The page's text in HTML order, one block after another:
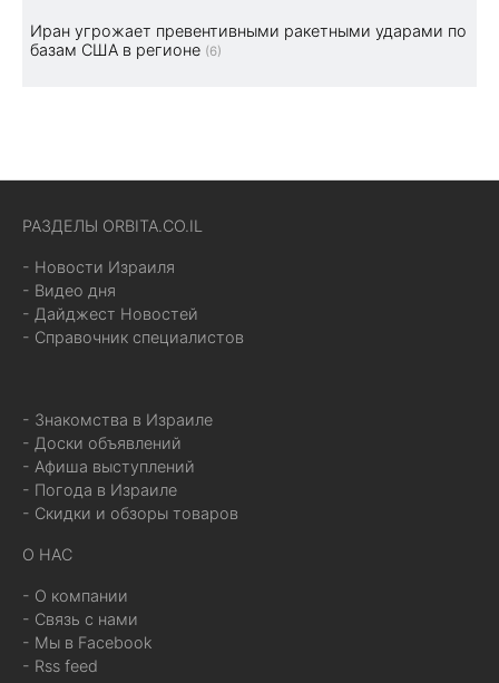
Иран угрожает превентивными ракетными ударами по
базам США в регионе (6)
РАЗДЕЛЫ ORBITA.CO.IL
- Новости Израиля
- Видео дня
- Дайджест Новостей
- Справочник специалистов
- Знакомства в Израиле
- Доски объявлений
- Афиша выступлений
- Погода в Израиле
- Скидки и обзоры товаров
О НАС
- О компании
- Связь с нами
- Мы в Facebook
- Rss feed